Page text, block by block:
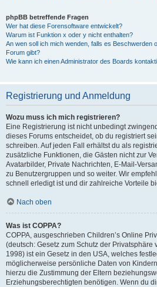
phpBB betreffende Fragen
Wer hat diese Forensoftware entwickelt?
Warum ist Funktion x oder y nicht enthalten?
An wen soll ich mich wenden, falls es Beschwerden
Forum gibt?
Wie kann ich einen Administrator des Boards
Registrierung und Anmeldung
Wozu muss ich mich registrieren?
Eine Registrierung ist nicht unbedingt
dieses Forums entscheidet, ob du registriert
schreiben. Auf jeden Fall erhältst du als
zusätzliche Funktionen, die Gästen nicht zur
Avatarbilder, Private Nachrichten, E-Mail-
zu Benutzergruppen und so weiter. Wir
schnell erledigt ist und dir zahlreiche Vorteile
Nach oben
Was ist COPPA?
COPPA, ausgeschrieben Children’s Online
(deutsch: Gesetz zum Schutz der Privatsphäre
1998) ist ein Gesetz in den USA, welches
möglicherweise persönliche Daten von
hierzu die Zustimmung der Eltern
Erziehungsberechtigten benötigen. Wenn du